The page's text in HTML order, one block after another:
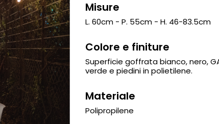
Misure
L. 60cm - P. 55cm - H. 46-83.5cm
Colore e finiture
Superficie goffrata bianco, nero,
verde e piedini in polietilene.
Materiale
Polipropilene